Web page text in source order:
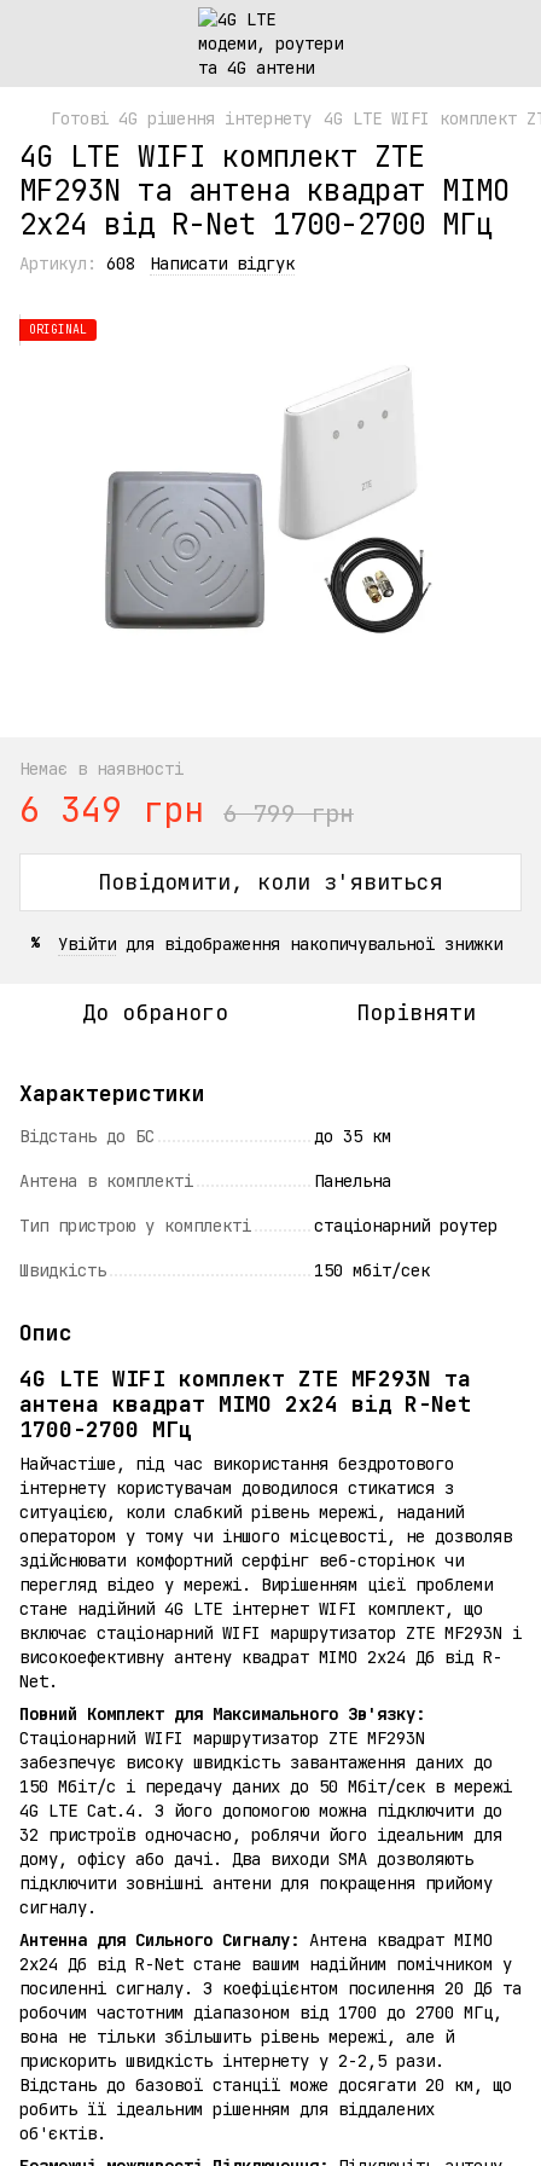
Готові 4G рішення інтернету 4G LTE WIFI комплект
4G LTE WIFI комплект ZTE
MF293N та антена квадрат MIMO
2х24 від R-Net 1700-2700 МГц
Артикул: 608 Написати відгук
ORIGINAL
Немає в наявності
6 349 грн 6 799 грн
Повідомити, коли з'явиться
% Увійти для відображення накопичувальної знижки
До обраного Порівняти
Характеристики
Відстань до БС до 35 км
Антена в комплекті Панельна
Тип пристрою у комплекті стаціонарний роутер
Швидкість 150 мбіт/сек
Опис
4G LTE WIFI комплект ZTE MF293N та
антена квадрат MIMO 2х24 від R-Net
1700-2700 МГц
Найчастіше, під час використання бездротового
інтернету користувачам доводилося стикатися з
ситуацією, коли слабкий рівень мережі, наданий
оператором у тому чи іншого місцевості, не дозволяв
здійснювати комфортний серфінг веб-сторінок чи
перегляд відео у мережі. Вирішенням цієї проблеми
стане надійний 4G LTE інтернет WIFI комплект, що
включає стаціонарний WIFI маршрутизатор ZTE MF293N і
високоефективну антену квадрат MIMO 2х24 Дб від R-
Net.
Повний Комплект для Максимального Зв'язку:
Стаціонарний WIFI маршрутизатор ZTE MF293N
забезпечує високу швидкість завантаження даних до
150 Мбіт/с і передачу даних до 50 Мбіт/сек в мережі
4G LTE Cat.4. З його допомогою можна підключити до
32 пристроїв одночасно, роблячи його ідеальним для
дому, офісу або дачі. Два виходи SMA дозволяють
підключити зовнішні антени для покращення прийому
сигналу.
Антенна для Сильного Сигналу: Антена квадрат MIMO
2х24 Дб від R-Net стане вашим надійним помічником у
посиленні сигналу. З коефіцієнтом посилення 20 Дб та
робочим частотним діапазоном від 1700 до 2700 МГц,
вона не тільки збільшить рівень мережі, але й
прискорить швидкість інтернету у 2-2,5 рази.
Відстань до базової станції може досягати 20 км, що
робить її ідеальним рішенням для віддалених
об'єктів.